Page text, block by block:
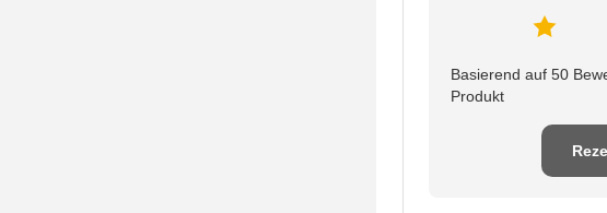
Basierend auf 50
Produkt